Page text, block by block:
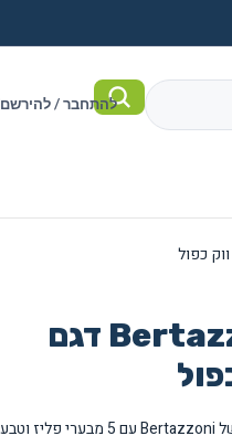
להתחבר / להירשם
כיריים גז 90 ס"מ Bertazzoni דגם